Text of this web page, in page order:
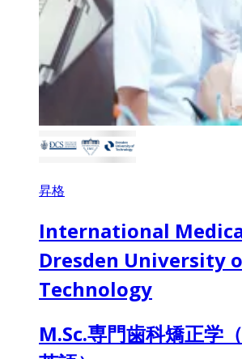
昇格
International
Dresden University
Technology
M.Sc.専門歯科矯正学